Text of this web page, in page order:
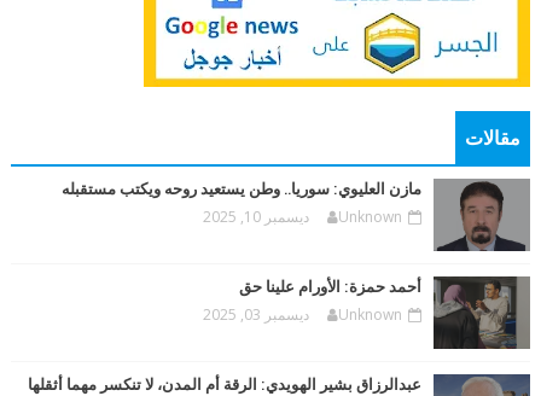
مقالات
مازن العليوي: سوريا.. وطن يستعيد روحه ويكتب مستقبله
Unknown ديسمبر 10, 2025
أحمد حمزة: الأورام علينا حق
Unknown ديسمبر 03, 2025
عبدالرزاق بشير الهويدي: الرقة أم المدن، لا تنكسر مهما أثقلها